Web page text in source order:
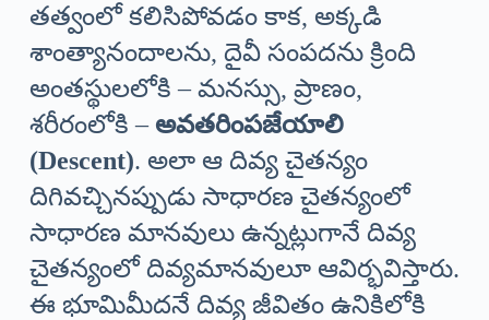
తత్వంలో కలిసిపోవడం కాక, అక్కడి
శాంత్యానందాలను, దైవీ సంపదను క్రింది
అంతస్థులలోకి – మనస్సు, ప్రాణం,
శరీరంలోకి – అవతరింపజేయాలి
(Descent). అలా ఆ దివ్య చైతన్యం
దిగివచ్చినప్పుడు సాధారణ చైతన్యంలో
సాధారణ మానవులు ఉన్నట్లుగానే దివ్య
చైతన్యంలో దివ్యమానవులూ ఆవిర్భవిస్తారు.
ఈ భూమిమీదనే దివ్య జీవితం ఉనికిలోకి